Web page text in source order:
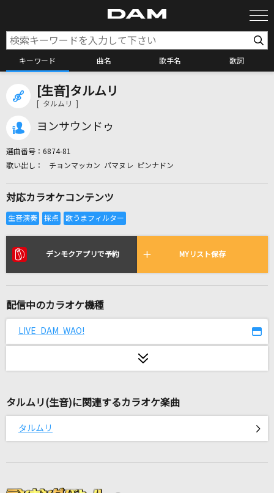
キーワード 曲名 歌手名 歌詞
カラオケ検索
全国りれき
リアルタイムで歌われている曲の一覧
風になる
クソラスト
醜い生き物
CHiCO with HoneyWorks
花
[生音]タルムリ
[ タルムリ ]
ヨンサウンドゥ
選曲番号： 6874-81
チョンマッカン パマヌレ ピンナドン
対応カラオケコンテンツ
デンモクアプリで予約 MYリスト保存
配信中のカラオケ機種
LIVE DAM WAO!
タルムリ(生音)に関連するカラオケ楽曲
タルムリ